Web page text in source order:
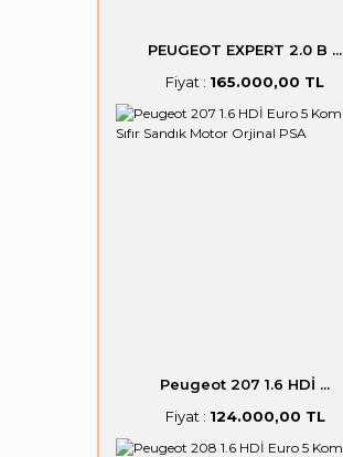
PEUGEOT EXPERT 2.0 B ...
Fiyat : 165.000,00 TL
Peugeot 207 1.6 HDİ ...
Fiyat : 124.000,00 TL